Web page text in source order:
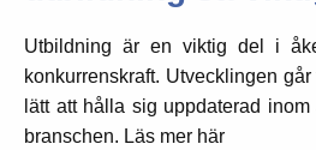
Utbildning är en viktig del i
konkurrenskraft. Utvecklingen
lätt att hålla sig uppdaterad
branschen. Läs mer här